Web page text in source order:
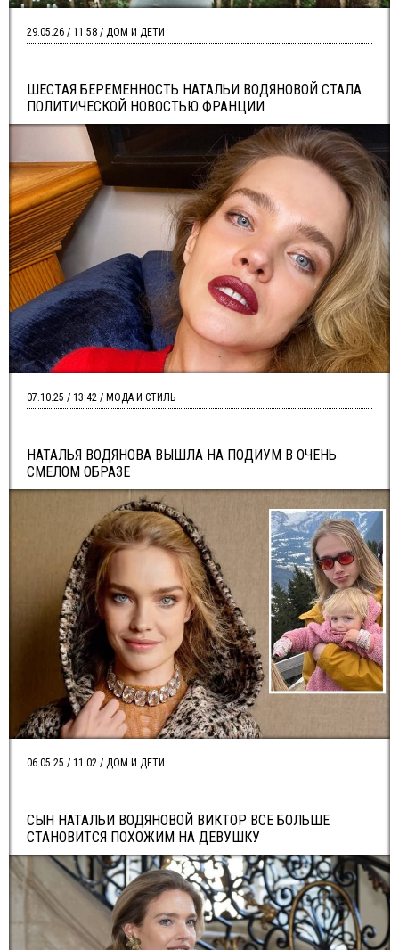
ШЕСТАЯ БЕРЕМЕННОСТЬ НАТАЛЬИ ВОДЯНОВОЙ СТАЛА
ПОЛИТИЧЕСКОЙ НОВОСТЬЮ ФРАНЦИИ
29.05.26 / 11:58 / ДОМ И ДЕТИ
НАТАЛЬЯ ВОДЯНОВА ВЫШЛА НА ПОДИУМ В ОЧЕНЬ
СМЕЛОМ ОБРАЗЕ
07.10.25 / 13:42 / МОДА И СТИЛЬ
СЫН НАТАЛЬИ ВОДЯНОВОЙ ВИКТОР ВСЕ БОЛЬШЕ
СТАНОВИТСЯ ПОХОЖИМ НА ДЕВУШКУ
06.05.25 / 11:02 / ДОМ И ДЕТИ